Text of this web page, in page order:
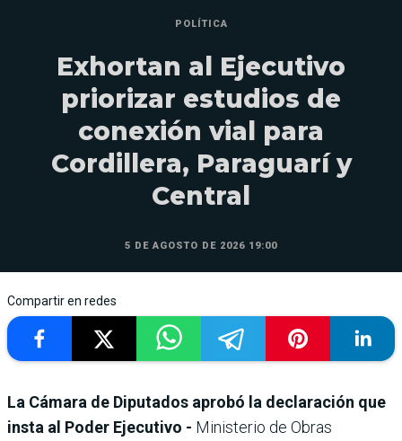
POLÍTICA
Exhortan al Ejecutivo
priorizar estudios de
conexión vial para
Cordillera, Paraguarí y
Central
5 DE AGOSTO DE 2026 19:00
Compartir en redes
La Cámara de Diputados aprobó la declaración que
insta al Poder Ejecutivo - Ministerio de Obras